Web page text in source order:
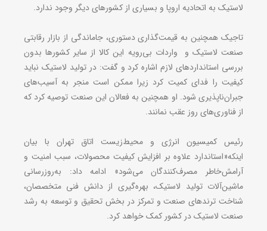
لاستیک به اتحادیه اروپا و بسیاری از کشورهای دیگر وجود ندارد.
تاجیک همچنین به قیمت‌گذاری دستوری، جاماندگی از بازار رقابتی
صنعت لاستیک و واردات بی‌رویه این کالا از سایر کشورها بدون
بررسی استانداردهای لازم اشاره کرد و گفت: در تولید لاستیک نباید
کیفیت را فدای کمیت کرد زیرا ممکن است منجر به آسیب‌های
جبران‌ناپذیری شود. او همچنین به فعالان این صنعت توصیه کرد که
از فناوری‌های روز عقب نمانند.
رئیس کمیسیون انرژی و محیط‌زیست‌ اتاق تهران با بیان
اینکه«استاندارد علاوه ‌بر افزایش کیفیت محصولات، سبب امنیت و
آرامش‌خاطر مصرف‌کنندگان می‌شود» ادامه داد: به‌روزرسانی
ماشین‌آلات تولید لاستیک،‌ بهره‌گیری از دانش‌ فنی متخصصان،
شناخت ترندهای صنعت و تمرکز در بخش تحقیق و توسعه به رشد
صنعت لاستیک در کشور کمک خواهد کرد.